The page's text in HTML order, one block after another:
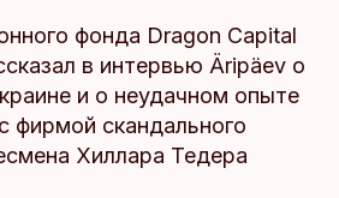
фонда Dragon Capital
в интервью Äripäev о
и о неудачном опыте
фирмой скандального
Хиллара Тедера